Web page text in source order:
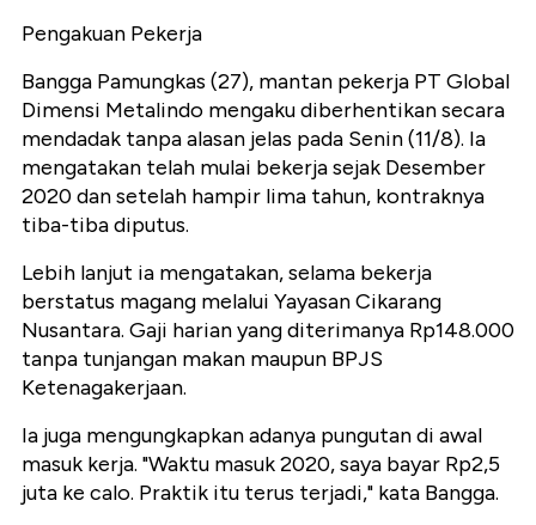
Pengakuan Pekerja
Bangga Pamungkas (27), mantan pekerja PT Global
Dimensi Metalindo mengaku diberhentikan secara
mendadak tanpa alasan jelas pada Senin (11/8). Ia
mengatakan telah mulai bekerja sejak Desember
2020 dan setelah hampir lima tahun, kontraknya
tiba-tiba diputus.
Lebih lanjut ia mengatakan, selama bekerja
berstatus magang melalui Yayasan Cikarang
Nusantara. Gaji harian yang diterimanya Rp148.000
tanpa tunjangan makan maupun BPJS
Ketenagakerjaan.
Ia juga mengungkapkan adanya pungutan di awal
masuk kerja. "Waktu masuk 2020, saya bayar Rp2,5
juta ke calo. Praktik itu terus terjadi," kata Bangga.